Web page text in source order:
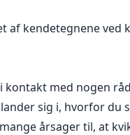
af kendetegnene ved
kontakt med nogen
sig i, hvorfor du
årsager til, at